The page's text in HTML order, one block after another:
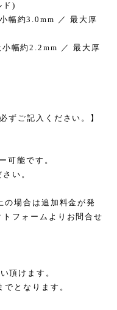
ド)
幅約3.0mm ／ 最大厚
約2.2mm ／ 最大厚
ずご記入ください。】
可能です。
い。
の場合は追加料金が発
フォームよりお問合せ
頂けます。
となります。